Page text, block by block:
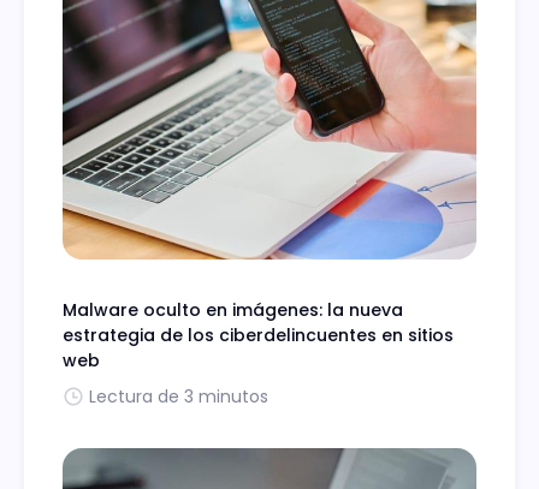
Malware oculto en imágenes: la nueva
estrategia de los ciberdelincuentes en sitios
web
Lectura de 3 minutos